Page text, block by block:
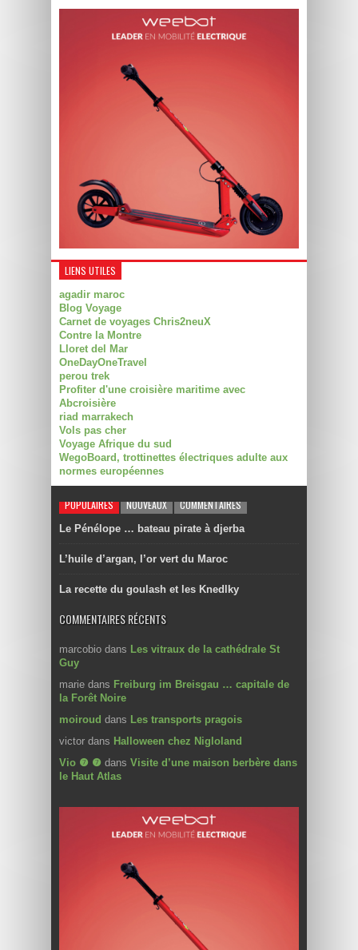
LIENS UTILES
agadir maroc
Blog Voyage
Carnet de voyages Chris2neuX
Contre la Montre
Lloret del Mar
OneDayOneTravel
perou trek
Profiter d'une croisière maritime avec
Abcroisière
riad marrakech
Vols pas cher
Voyage Afrique du sud
WegoBoard, trottinettes électriques adulte aux
normes européennes
POPULAIRES NOUVEAUX COMMENTAIRES
Le Pénélope … bateau pirate à djerba
L’huile d’argan, l’or vert du Maroc
La recette du goulash et les Knedlky
COMMENTAIRES RÉCENTS
marcobio dans Les vitraux de la cathédrale St
Guy
marie dans Freiburg im Breisgau … capitale de
la Forêt Noire
moiroud dans Les transports pragois
victor dans Halloween chez Nigloland
Vio ❼ ❼ dans Visite d’une maison berbère dans
le Haut Atlas